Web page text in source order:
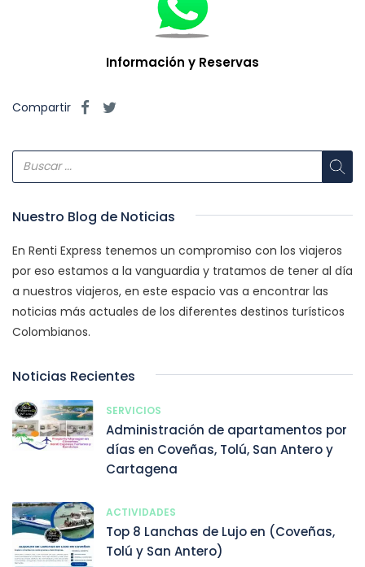
Información y Reservas
Compartir
Nuestro Blog de Noticias
En Renti Express tenemos un compromiso con los viajeros
por eso estamos a la vanguardia y tratamos de tener al día
a nuestros viajeros, en este espacio vas a encontrar las
noticias más actuales de los diferentes destinos turísticos
Colombianos.
Noticias Recientes
SERVICIOS
Administración de apartamentos por
días en Coveñas, Tolú, San Antero y
Cartagena
ACTIVIDADES
Top 8 Lanchas de Lujo en (Coveñas,
Tolú y San Antero)